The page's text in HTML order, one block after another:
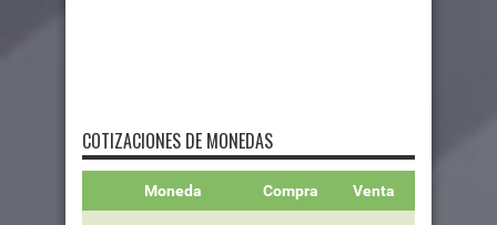
COTIZACIONES DE MONEDAS
Moneda Compra Venta